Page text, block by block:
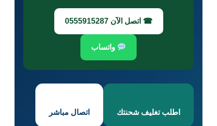
☎ اتصل الآن0555915287
واتساب
اطلب تغليف شحنتك اتصال مباشر